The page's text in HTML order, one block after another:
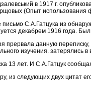
в 1917 г.
(Опыт использования
письмо С.А.Гатцука из
декабрем 1916 года.
прервала данную переписку,
изучения. затерялись
13 лет. И С.А.Гатцук
из следующих двух цитат